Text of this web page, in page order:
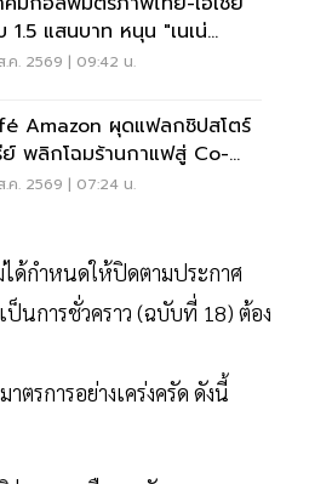
1.5 แสนบาท หนุน "เนเน่
" ลุยเวทีที่สหรัฐ
.ค. 2569 | 09:42 น.
Amazon ผุดแฟลกชิปสโตร์
ย์ พลิกโฉมร้านกาแฟสู่ Co-
Space ครบวงจร
.ค. 2569 | 07:24 น.
ด้กำหนดให้ปิดตามประกาศ
ป็นการชั่วคราว (ฉบับที่ 18) ต้อง
รการอย่างเคร่งครัด ดังนี้